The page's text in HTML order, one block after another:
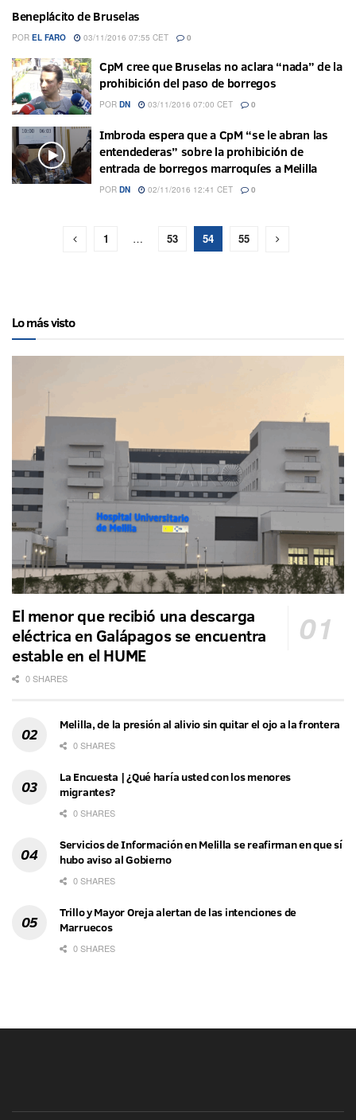
Beneplácito de Bruselas
POR EL FARO 03/11/2016 07:55 CET 0
CpM cree que Bruselas no aclara “nada” de la
prohibición del paso de borregos
POR DN 03/11/2016 07:00 CET 0
Imbroda espera que a CpM “se le abran las
entendederas” sobre la prohibición de
entrada de borregos marroquíes a Melilla
POR DN 02/11/2016 12:41 CET 0
1 … 53 54 55
Lo más visto
El menor que recibió una descarga
eléctrica en Galápagos se encuentra
estable en el HUME
0 SHARES
Melilla, de la presión al alivio sin quitar el ojo a la frontera
0 SHARES
La Encuesta | ¿Qué haría usted con los menores
migrantes?
0 SHARES
Servicios de Información en Melilla se reafirman en que sí
hubo aviso al Gobierno
0 SHARES
Trillo y Mayor Oreja alertan de las intenciones de
Marruecos
0 SHARES